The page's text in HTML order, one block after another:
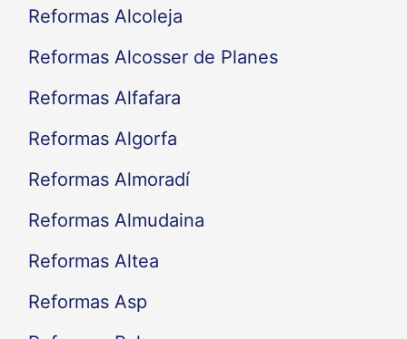
Reformas Alcoleja
Reformas Alcosser de Planes
Reformas Alfafara
Reformas Algorfa
Reformas Almoradí
Reformas Almudaina
Reformas Altea
Reformas Asp